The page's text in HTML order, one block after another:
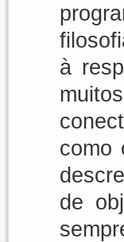
à
como
de